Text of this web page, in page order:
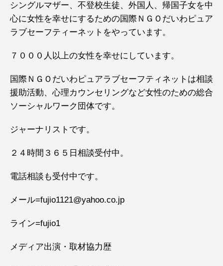
シングルマザー、不登校生徒、外国人、帰国子女を中
心に女性を幸せにするための国際ＮＧＯだいわピュア
ラブセーフティーネットをやっています。
７０００人以上の女性を幸せにしています。
国際ＮＧＯだいわピュアラブセーフティネットは相談
援助活動、心理カウンセリングなど女性のための総合
ソーシャルワーク団体です。
ジャーナリストです。
２４時間３６５日相談受付中。
電話相談も受付中です。
メール=fujio1121@yahoo.co.jp
ライン=fujio1
メディア出演・取材協力歴